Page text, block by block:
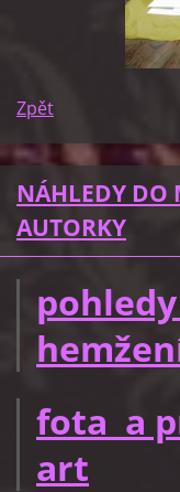
Zpět
NÁHLEDY DO
AUTORKY
fota a
art